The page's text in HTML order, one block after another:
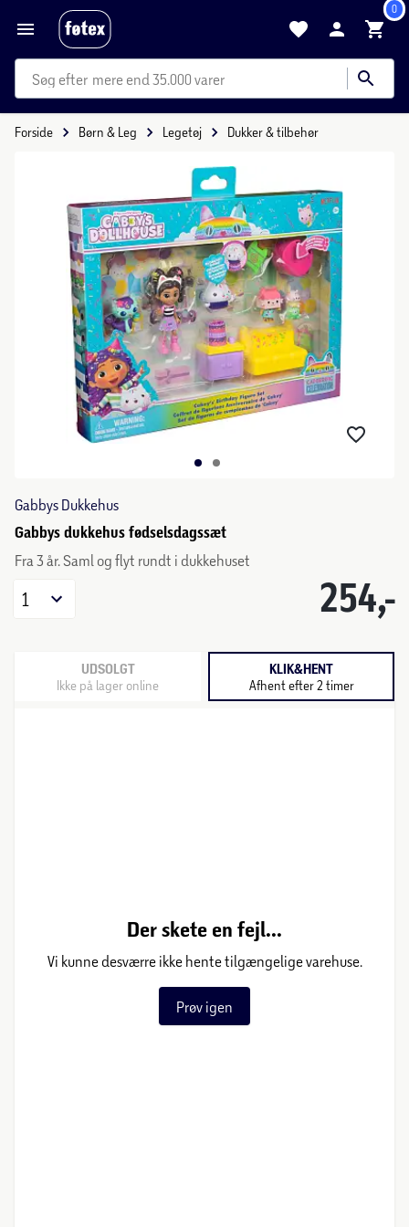
0
mere end 35.000 varer
Forside Børn & Leg Legetøj Dukker & tilbehør
Gabbys Dukkehus
Gabbys dukkehus fødselsdagssæt
Fra 3 år. Saml og flyt rundt i dukkehuset
254,-
1
UDSOLGT
Ikke på lager online
KLIK&HENT
Afhent efter 2 timer
Der skete en fejl...
Vi kunne desværre ikke hente tilgængelige varehuse.
Prøv igen